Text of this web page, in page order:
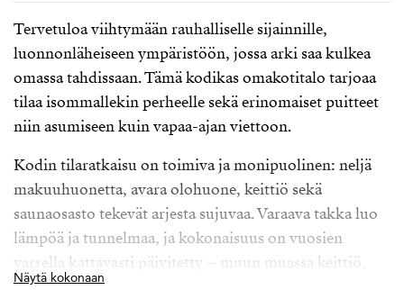
Tervetuloa viihtymään rauhalliselle sijainnille,
luonnonläheiseen ympäristöön, jossa arki saa kulkea
omassa tahdissaan. Tämä kodikas omakotitalo tarjoaa
tilaa isommallekin perheelle sekä erinomaiset puitteet
niin asumiseen kuin vapaa-ajan viettoon.
Kodin tilaratkaisu on toimiva ja monipuolinen: neljä
makuuhuonetta, avara olohuone, keittiö sekä
saunaosasto tekevät arjesta sujuvaa. Varaava takka luo
lämpöä ja tunnelmaa, ja kokonaisuus on vuosien
varrella kattavasti päivitetty – muun muassa keittiö,
Näytä kokonaan